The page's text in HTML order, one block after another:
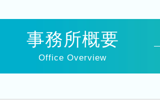
事務所概要
Office Overview